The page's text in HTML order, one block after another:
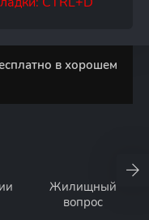
в хорошем
Жилищный
вопрос